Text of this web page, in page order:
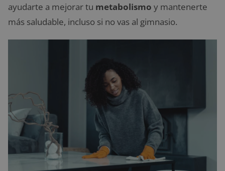
ayudarte a mejorar tu metabolismo y mantenerte
más saludable, incluso si no vas al gimnasio.